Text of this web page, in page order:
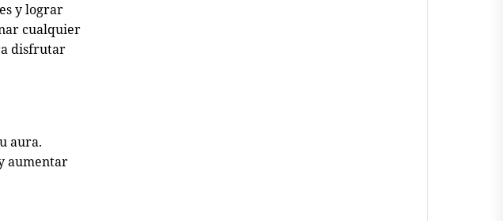
y lograr
cualquier
disfrutar
aura.
aumentar